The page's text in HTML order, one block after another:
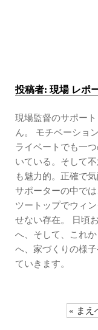
投稿者: 現場 レポ
現場監督のサポー
ん。 モチベーショ
ライベートでも一
いている。そして
も魅力的。正確で
サポーターの中で
ツートップでウィ
せない存在。 日頃
へ、そして、これ
へ、家づくりの様
ていきます。
« まえ